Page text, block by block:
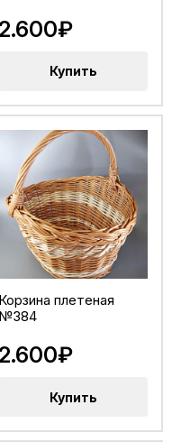
2.600₽
Купить
Корзина плетеная
№384
2.600₽
Купить